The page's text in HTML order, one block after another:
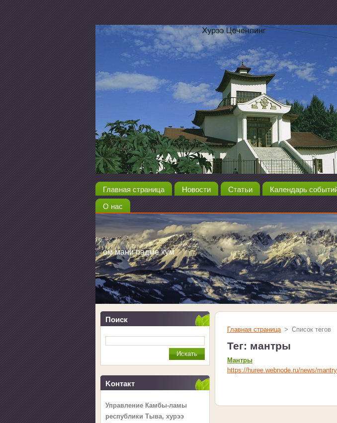
Главная страница Новости Статьи Календарь
О нас
ом мани падме хум
Поиск
Koнтакт
Управление Камбы-ламы
республики Тыва, хурээ
Главная страница > Список тегов
Тег: мантры
Мантры
https://huree.webnode.ru/news/